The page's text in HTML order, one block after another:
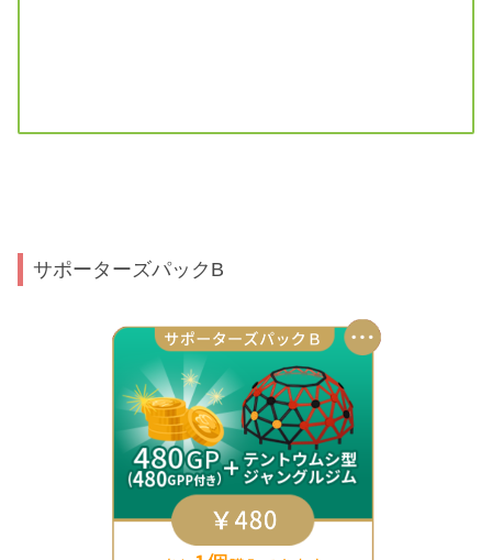
サポーターズパックB